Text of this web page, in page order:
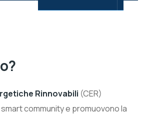
Rinnovabili (CER)
community e promuovono la